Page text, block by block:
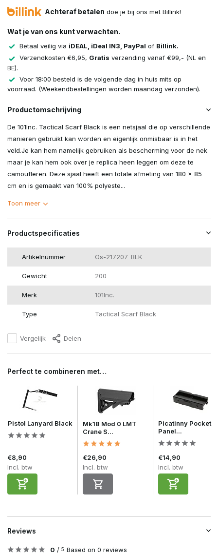
Achteraf betalen doe je bij ons met Billink!
Wat je van ons kunt verwachten.
Betaal veilig via iDEAL, iDeal IN3, PayPal of Billink.
Verzendkosten €6,95, Gratis verzending vanaf €99,- (NL en
BE).
Voor 18:00 besteld is de volgende dag in huis mits op
voorraad. (Weekendbestellingen worden maandag verzonden).
Productomschrijving
De 101Inc. Tactical Scarf Black is een netsjaal die op verschillende
manieren gebruikt kan worden en eigenlijk onmisbaar is in het
veld.Je kan hem namelijk gebruiken als bescherming voor de nek
maar je kan hem ook over je replica heen leggen om deze te
camoufleren. Deze sjaal heeft een totale afmeting van 180 x 85
cm en is gemaakt van 100% polyeste...
Toon meer
Productspecificaties
Artikelnummer Os-217207-BLK
Gewicht 200
Merk 101Inc.
Type Tactical Scarf Black
Vergelijk Delen
Perfect te combineren met…
Pistol Lanyard Black
€8,90
Incl. btw
Mk18 Mod 0 LMT
Crane S...
€26,90
Incl. btw
Picatinny Pocket
Panel...
€14,90
Incl. btw
Reviews
0 / 5 Based on 0 reviews